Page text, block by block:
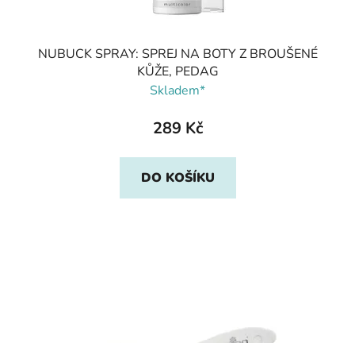
NUBUCK SPRAY: SPREJ NA BOTY Z BROUŠENÉ
KŮŽE, PEDAG
Skladem*
289 Kč
DO KOŠÍKU